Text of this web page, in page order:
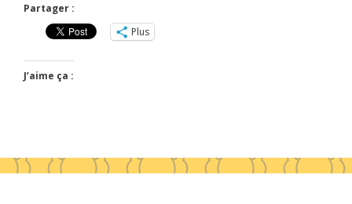
Partager :
Plus
J’aime ça :